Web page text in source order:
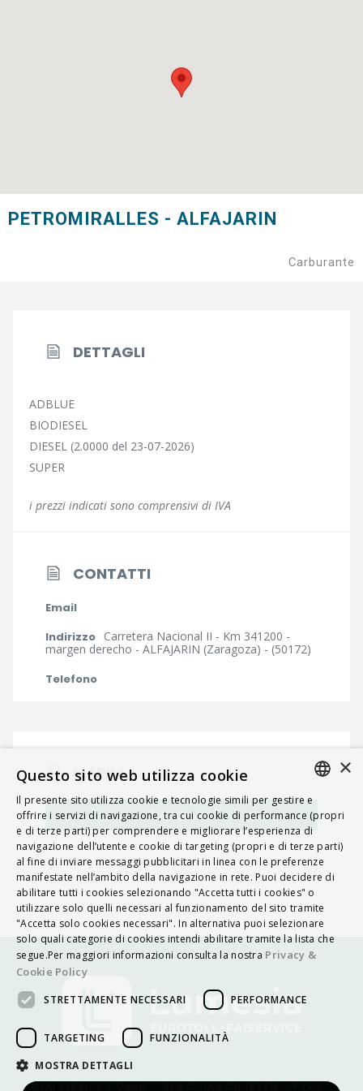
PETROMIRALLES - ALFAJARIN
Carburante
DETTAGLI
ADBLUE
BIODIESEL
DIESEL (2.0000 del 23-07-2026)
SUPER
i prezzi indicati sono comprensivi di IVA
CONTATTI
Email
Indirizzo Carretera Nacional II - Km 341200 -
margen derecho - ALFAJARIN (Zaragoza) - (50172)
Telefono
MAPPA
Navigatore
©FAI SERVICE S.Coop. – REA CCIAA CN 183718 – P.IVA:
ITALIAN
ENGLISH
FRENCH
HUNGARIAN
DEUTSCH
POLSKI
PORTUGUÊS
×
Questo sito web utilizza cookie
Il presente sito utilizza cookie e tecnologie simili per gestire e
offrire i servizi di navigazione, tra cui cookie di performance (propri
e di terze parti) per comprendere e migliorare l’esperienza di
navigazione dell’utente e cookie di targeting (propri e di terze parti)
al fine di inviare messaggi pubblicitari in linea con le preferenze
manifestate nell’ambito della navigazione in rete. Puoi decidere di
abilitare tutti i cookies selezionando "Accetta tutti i cookies" o
utilizzare solo quelli necessari al funzionamento del sito tramite
"Accetta solo cookies necessari". In alternativa puoi selezionare
solo quali categorie di cookies intendi abilitare tramite la lista che
segue.Per maggiori informazioni consulta la nostra Privacy &
Cookie Policy
STRETTAMENTE NECESSARI PERFORMANCE
TARGETING FUNZIONALITÀ
MOSTRA DETTAGLI